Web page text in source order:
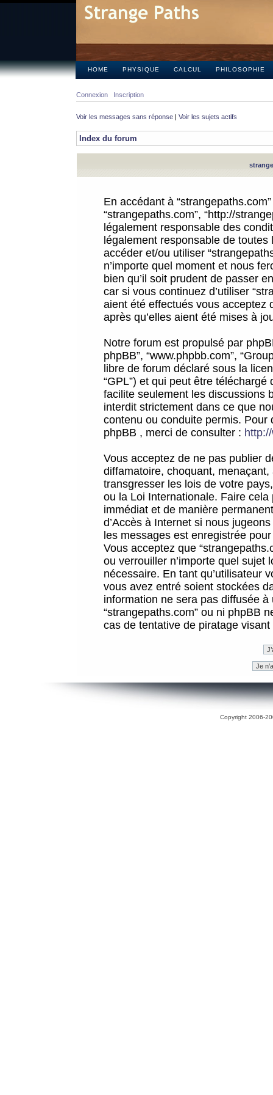
HOME PHYSIQUE CALCUL PHILOSOPHIE
Connexion Inscription
Voir les messages sans réponse | Voir les sujets actifs
Index du forum
En accédant à
“strangepaths.com”, “http://
légalement responsable des
légalement responsable de
accéder et/ou utiliser
n’importe quel moment et nous
bien qu’il soit prudent de passer
car si vous continuez d’utiliser
aient été effectués vous acceptez
après qu’elles aient été mises à
Notre forum est propulsé par
phpBB”, “www.phpbb.com”,
libre de forum déclaré sous la
“GPL”) et qui peut être téléchargé
facilite seulement les discussions
interdit strictement dans ce que
contenu ou conduite permis.
phpBB , merci de consulter :
Vous acceptez de ne pas publier
diffamatoire, choquant,
transgresser les lois de votre
ou la Loi Internationale. Faire
immédiat et de manière
d’Accès à Internet si nous
les messages est enregistrée
Vous acceptez que
ou verrouiller n’importe quel sujet
nécessaire. En tant qu’utilisateur
vous avez entré soient stockées
information ne sera pas diffusée
“strangepaths.com” ou ni phpBB
cas de tentative de piratage
Copyright 2006-